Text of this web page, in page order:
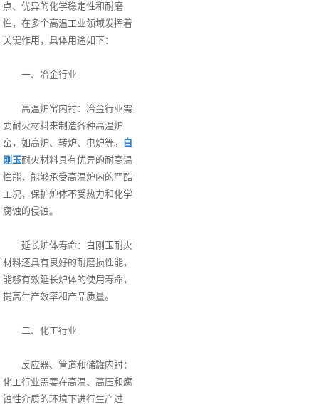
点、优异的化学稳定性和耐磨
性，在多个高温工业领域发挥着
关键作用，具体用途如下：
一、冶金行业
高温炉窑内衬：冶金行业需
要耐火材料来制造各种高温炉
窑，如高炉、转炉、电炉等。
白
刚玉耐火材料具有优异的耐高温
性能，能够承受高温炉内的严酷
工况，保护炉体不受热力和化学
腐蚀的侵蚀。
延长炉体寿命：白刚玉耐火
材料还具有良好的耐磨损性能，
能够有效延长炉体的使用寿命，
提高生产效率和产品质量。
二、化工行业
反应器、管道和储罐内衬：
化工行业需要在高温、高压和腐
蚀性介质的环境下进行生产过